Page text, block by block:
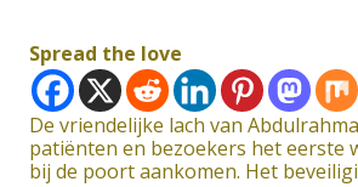
Spread the love
De vriendelijke lach van
patiënten en bezoekers het eerste
bij de poort aankomen. Het